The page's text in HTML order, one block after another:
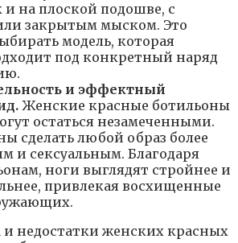
и на плоской подошве, с
закрытым мыском. Это
модель, которая
под конкретный наряд
и эффектный
Женские красные ботильоны
остаться незамеченными.
сделать любой образ более
и сексуальным. Благодаря
ноги выглядят стройнее и
привлекая восхищенные